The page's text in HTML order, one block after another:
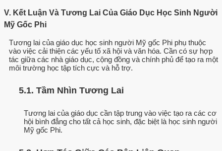
V. Kết Luận Và Tương Lai Của Giáo Dục Học Sinh Người
Mỹ Gốc Phi
Tương lai của giáo dục học sinh người Mỹ gốc Phi phụ thuộc
vào việc cải thiện các yếu tố xã hội và văn hóa. Cần có sự hợp
tác giữa các nhà giáo dục, cộng đồng và chính phủ để tạo ra một
môi trường học tập tích cực và hỗ trợ.
5.1. Tầm Nhìn Tương Lai
Tương lai của giáo dục cần tập trung vào việc tạo ra các cơ
hội bình đẳng cho tất cả học sinh, đặc biệt là học sinh người
Mỹ gốc Phi.